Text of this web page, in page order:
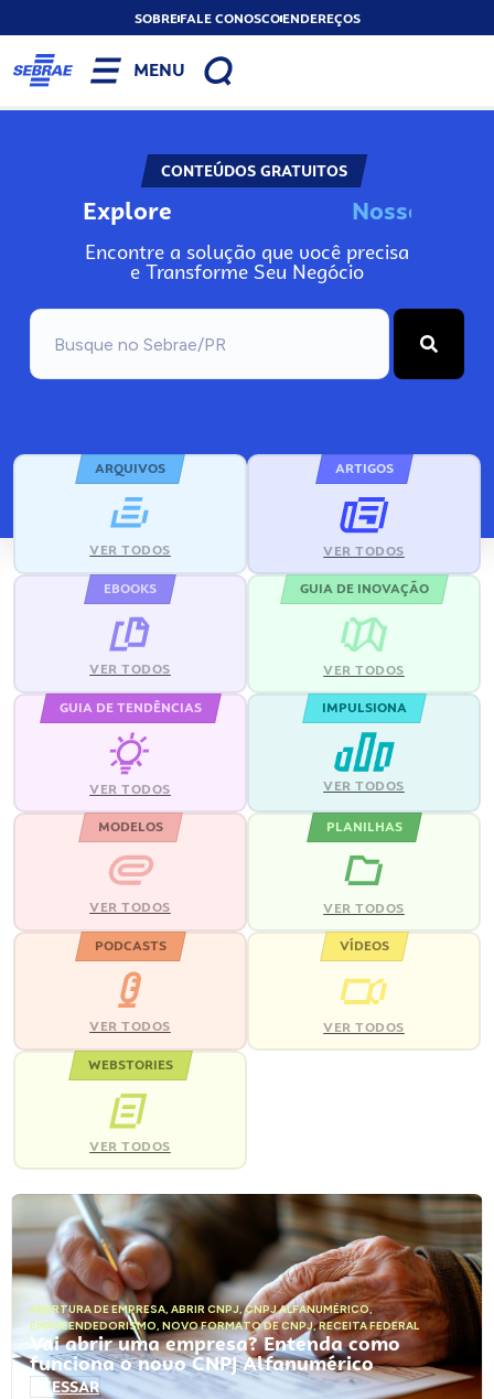
SOBREFALE CONOSCOENDEREÇOS
MENU
CONTEÚDOS GRATUITOS
Explore No
Encontre a solução que você precisa
e Transforme Seu Negócio
ARQUIVOS
VER TODOS
ARTIGOS
VER TODOS
EBOOKS
VER TODOS
GUIA DE INOVAÇÃO
VER TODOS
GUIA DE TENDÊNCIAS
VER TODOS
IMPULSIONA
VER TODOS
MODELOS
VER TODOS
PLANILHAS
VER TODOS
PODCASTS
VER TODOS
VÍDEOS
VER TODOS
WEBSTORIES
VER TODOS
ABERTURA DE EMPRESA, ABRIR CNPJ,CNPJ ALFANUMÉRICO,
EMPREENDEDORISMO, NOVO FORMATO DE CNPJ,RECEITA FEDERAL
Vai abrir uma empresa? Entenda como
funciona o novo CNPJ Alfanumérico
ACESSAR